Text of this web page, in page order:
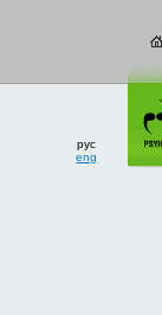
рус
eng